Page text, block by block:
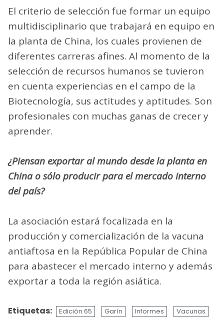
El criterio de selección fue formar un equipo
multidisciplinario que trabajará en equipo en
la planta de China, los cuales provienen de
diferentes carreras afines. Al momento de la
selección de recursos humanos se tuvieron
en cuenta experiencias en el campo de la
Biotecnología, sus actitudes y aptitudes. Son
profesionales con muchas ganas de crecer y
aprender.
¿Piensan exportar al mundo desde la planta en
China o sólo producir para el mercado interno
del país?
La asociación estará focalizada en la
producción y comercialización de la vacuna
antiaftosa en la República Popular de China
para abastecer el mercado interno y además
exportar a toda la región asiática.
Etiquetas: Edición 65 Garín Informes Vacunas